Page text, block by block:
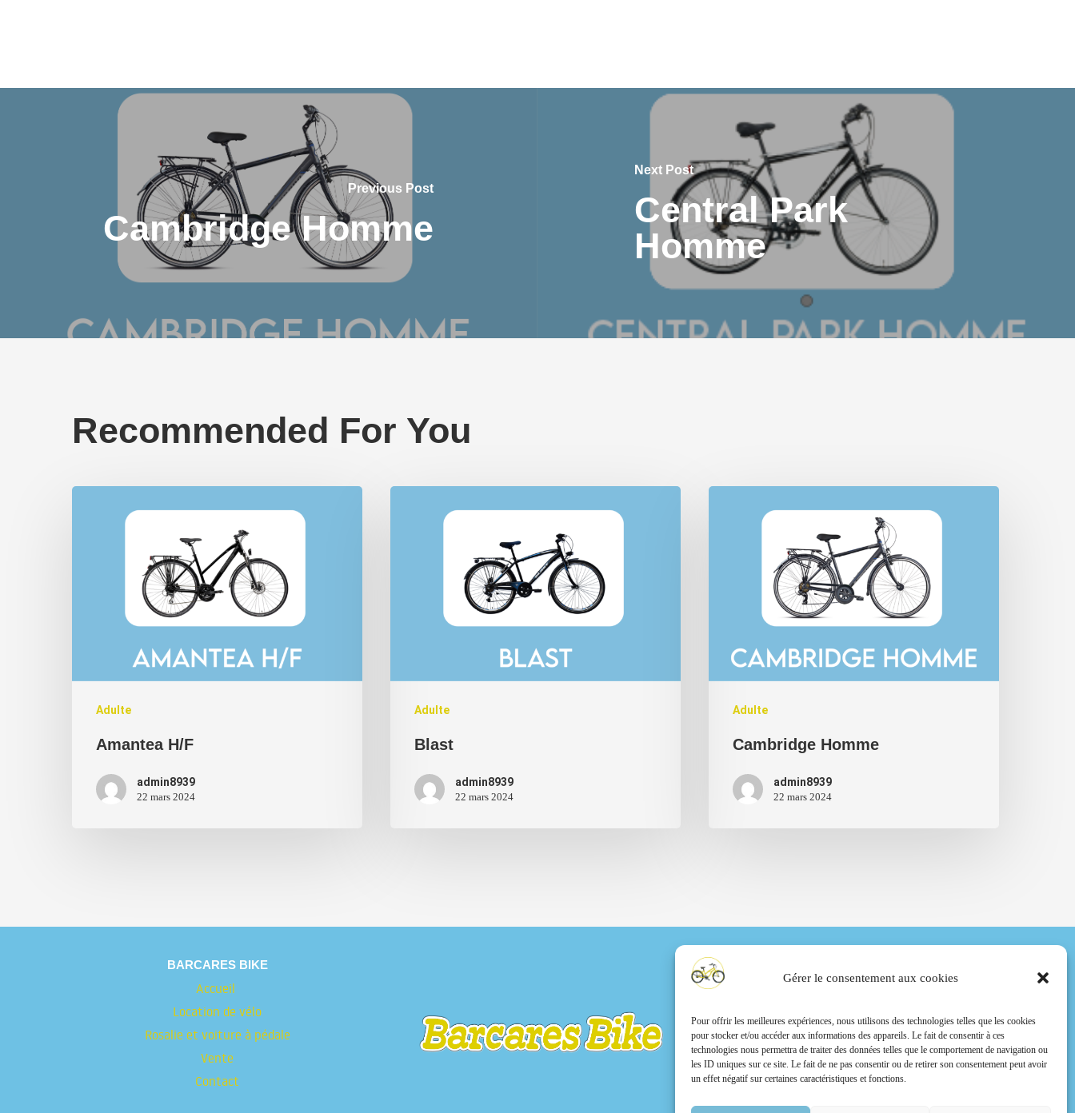
Gérer le consentement aux cookies
Pour offrir les meilleures expériences, nous utilisons des technologies telles que les cookies
pour stocker et/ou accéder aux informations des appareils. Le fait de consentir à ces
technologies nous permettra de traiter des données telles que le comportement de navigation ou
les ID uniques sur ce site. Le fait de ne pas consentir ou de retirer son consentement peut avoir
un effet négatif sur certaines caractéristiques et fonctions.
Previous Post
Cambridge Homme
Next Post
Central Park
Homme
Recommended For You
Adulte
Amantea H/F
admin8939
22 mars 2024
Adulte
Blast
admin8939
22 mars 2024
Adulte
Cambridge Homme
admin8939
22 mars 2024
BARCARES BIKE
Accueil
Location de vélo
Rosalie et voiture à pédale
Vente
Contact
barcaresbike@free.fr
3 bd du port, 66420 Le barcarès